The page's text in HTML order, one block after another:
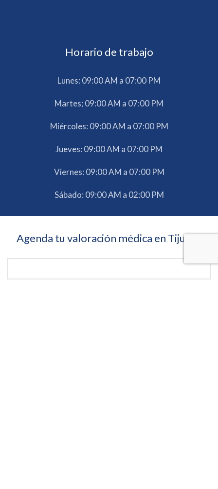
Horario de trabajo
Lunes: 09:00 AM a 07:00 PM
Martes; 09:00 AM a 07:00 PM
Miércoles: 09:00 AM a 07:00 PM
Jueves: 09:00 AM a 07:00 PM
Viernes: 09:00 AM a 07:00 PM
Sábado: 09:00 AM a 02:00 PM
Agenda tu valoración médica en Tijuana